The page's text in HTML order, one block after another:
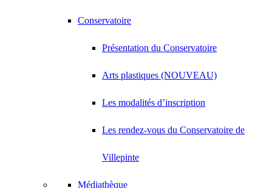
Conservatoire
Présentation du Conservatoire
Arts plastiques (NOUVEAU)
Les modalités d’inscription
Les rendez-vous du Conservatoire de
Villepinte
Médiathèque